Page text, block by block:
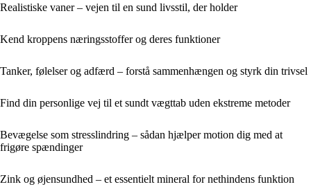
Realistiske vaner – vejen til en sund livsstil, der holder
Kend kroppens næringsstoffer og deres funktioner
Tanker, følelser og adfærd – forstå sammenhængen og styrk din trivsel
Find din personlige vej til et sundt vægttab uden ekstreme metoder
Bevægelse som stresslindring – sådan hjælper motion dig med at
frigøre spændinger
Zink og øjensundhed – et essentielt mineral for nethindens funktion